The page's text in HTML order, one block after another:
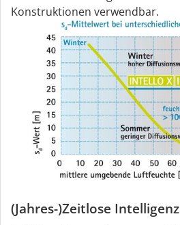
Konstruktionen verwendbar.
(Jahres-)Zeitlose Intelligenz